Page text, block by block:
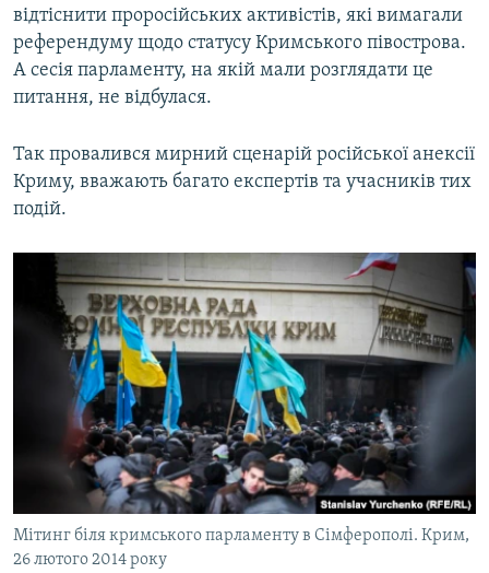
відтіснити проросійських активістів, які вимагали
референдуму щодо статусу Кримського півострова.
А сесія парламенту, на якій мали розглядати це
питання, не відбулася.
Так провалився мирний сценарій російської анексії
Криму, вважають багато експертів та учасників тих
подій.
Мітинг біля кримського парламенту в Сімферополі. Крим,
26 лютого 2014 року